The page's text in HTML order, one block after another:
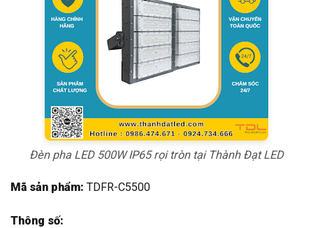
Đèn pha LED 500W IP65 rọi tròn tại Thành Đạt LED
Mã sản phẩm: TDFR-C5500
Thông số: